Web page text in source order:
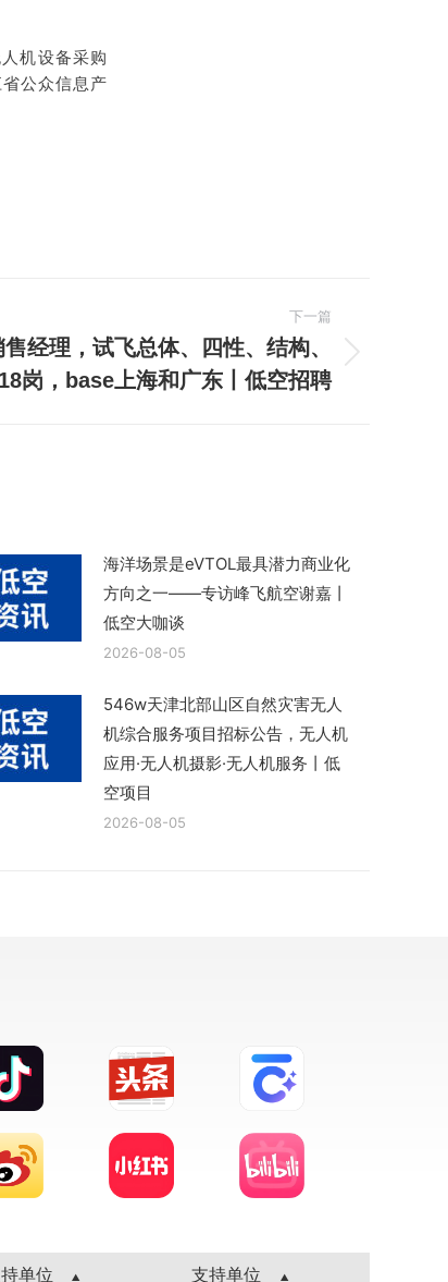
机设备采购
公众信息产
下一篇
经理，试飞总体、四性、结构、
岗，base上海和广东丨低空招聘
海洋场景是eVTOL最具潜力商业化
方向之一——专访峰飞航空谢嘉丨
低空大咖谈
2026-08-05
546w天津北部山区自然灾害无人
机综合服务项目招标公告，无人机
应用·无人机摄影·无人机服务丨低
空项目
2026-08-05
单位 支持单位